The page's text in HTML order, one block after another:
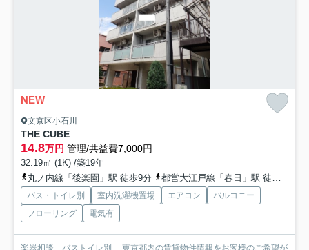
NEW
文京区小石川
THE CUBE
14.8万円 管理/共益費7,000円
32.19㎡ (1K) /築19年
丸ノ内線「後楽園」駅 徒歩9分
都営大江戸線「春日」駅 徒歩10分
バス・トイレ別 室内洗濯機置場 エアコン
バルコニー
フローリング
電気有